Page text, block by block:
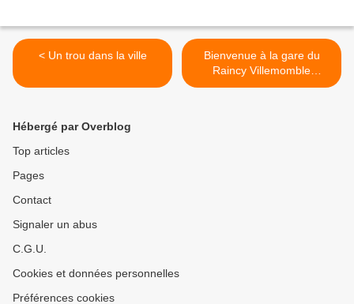
< Un trou dans la ville
Bienvenue à la gare du
Raincy Villemomble
Montfermeil >
Hébergé par Overblog
Top articles
Pages
Contact
Signaler un abus
C.G.U.
Cookies et données personnelles
Préférences cookies